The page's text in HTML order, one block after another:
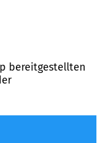
bereitgestellten